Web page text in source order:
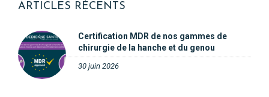
ARTICLES RÉCENTS
Certification MDR de nos gammes de
chirurgie de la hanche et du genou
30 juin 2026